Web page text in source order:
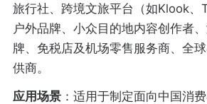
旅行社、跨境文旅平台（如Klook、
户外品牌、小众目的地内容创作者
牌、免税店及机场零售服务商、全
供商。
应用场景：适用于制定面向中国消